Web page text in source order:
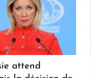
attend